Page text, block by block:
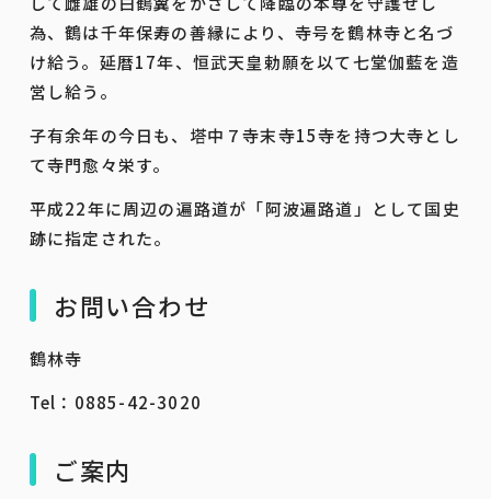
為、鶴は千年保寿の善縁により、寺号を鶴林寺と名づ
け給う。延暦17年、恒武天皇勅願を以て七堂伽藍を造
営し給う。
子有余年の今日も、塔中７寺末寺15寺を持つ大寺とし
て寺門愈々栄す。
平成22年に周辺の遍路道が「阿波遍路道」として国史
跡に指定された。
お問い合わせ
鶴林寺
Tel：0885-42-3020
ご案内